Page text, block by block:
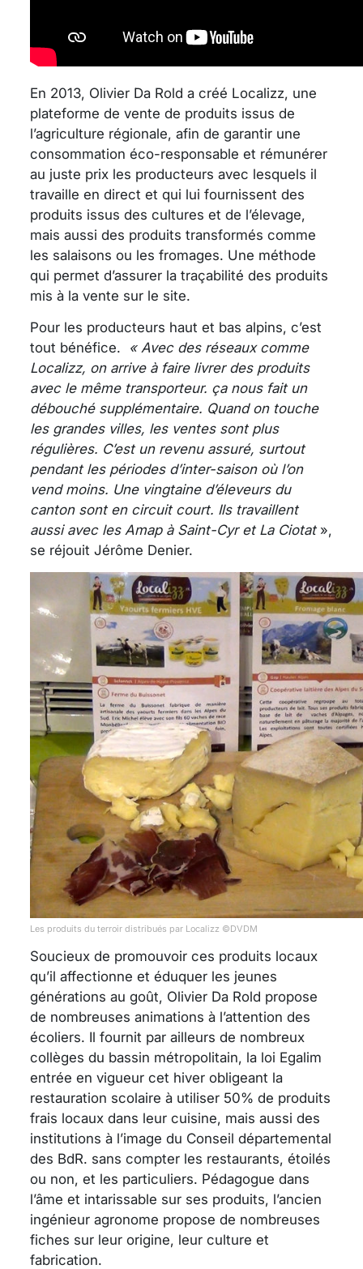
En 2013, Olivier Da Rold a créé Localizz, une
plateforme de vente de produits issus de
l’agriculture régionale, afin de garantir une
consommation éco-responsable et rémunérer
au juste prix les producteurs avec lesquels il
travaille en direct et qui lui fournissent des
produits issus des cultures et de l’élevage,
mais aussi des produits transformés comme
les salaisons ou les fromages. Une méthode
qui permet d’assurer la traçabilité des produits
mis à la vente sur le site.
Pour les producteurs haut et bas alpins, c’est
tout bénéfice.
« Avec des réseaux comme
Localizz, on arrive à faire livrer des produits
avec le même transporteur. ça nous fait un
débouché supplémentaire. Quand on touche
les grandes villes, les ventes sont plus
régulières. C’est un revenu assuré, surtout
pendant les périodes d’inter-saison où l’on
vend moins. Une vingtaine d’éleveurs du
canton sont en circuit court. Ils travaillent
aussi avec les Amap à Saint-Cyr et La Ciotat »,
se réjouit Jérôme Denier.
Les produits du terroir distribués par Localizz ©DVDM
Soucieux de promouvoir ces produits locaux
qu’il affectionne et éduquer les jeunes
générations au goût, Olivier Da Rold propose
de nombreuses animations à l’attention des
écoliers. Il fournit par ailleurs de nombreux
collèges du bassin métropolitain, la loi Egalim
entrée en vigueur cet hiver obligeant la
restauration scolaire à utiliser 50% de produits
frais locaux dans leur cuisine, mais aussi des
institutions à l’image du Conseil départemental
des BdR. sans compter les restaurants, étoilés
ou non, et les particuliers. Pédagogue dans
l’âme et intarissable sur ses produits, l’ancien
ingénieur agronome propose de nombreuses
fiches sur leur origine, leur culture et
fabrication.